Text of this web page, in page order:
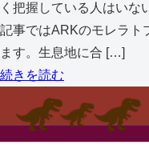
く把握している人はいな
記事ではARKのモレラト
ます。生息地に合 […]
続きを読む